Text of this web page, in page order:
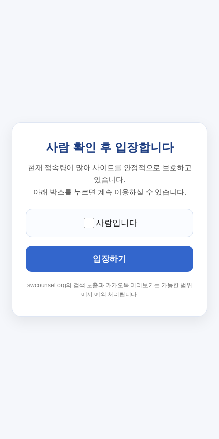
사람 확인 후 입장합니다
현재 접속량이 많아 사이트를 안정적으로 보호하고
있습니다.
아래 박스를 누르면 계속 이용하실 수 있습니다.
사람입니다
입장하기
swcounsel.org의 검색 노출과 카카오톡 미리보기는 가능한 범위
에서 예외 처리됩니다.